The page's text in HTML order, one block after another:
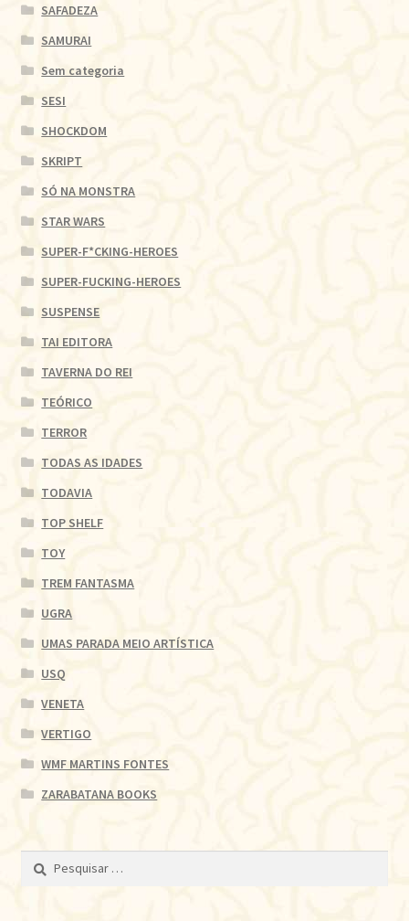
SAFADEZA
SAMURAI
Sem categoria
SESI
SHOCKDOM
SKRIPT
SÓ NA MONSTRA
STAR WARS
SUPER-F*CKING-HEROES
SUPER-FUCKING-HEROES
SUSPENSE
TAI EDITORA
TAVERNA DO REI
TEÓRICO
TERROR
TODAS AS IDADES
TODAVIA
TOP SHELF
TOY
TREM FANTASMA
UGRA
UMAS PARADA MEIO ARTÍSTICA
USQ
VENETA
VERTIGO
WMF MARTINS FONTES
ZARABATANA BOOKS